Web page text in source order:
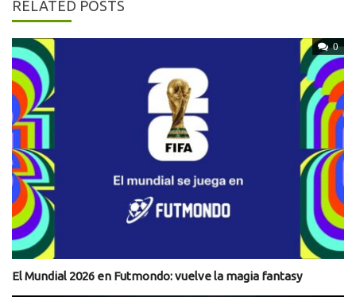
RELATED POSTS
0
El Mundial 2026 en Futmondo: vuelve la magia fantasy